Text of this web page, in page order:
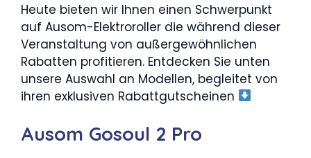
Heute bieten wir Ihnen einen Schwerpunkt
auf Ausom-Elektroroller die während dieser
Veranstaltung von außergewöhnlichen
Rabatten profitieren. Entdecken Sie unten
unsere Auswahl an Modellen, begleitet von
ihren exklusiven Rabattgutscheinen
Ausom Gosoul 2 Pro